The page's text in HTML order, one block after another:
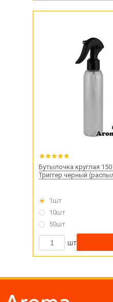
Бутылочка круглая
Триггер черный
1шт
10шт
50шт
шт